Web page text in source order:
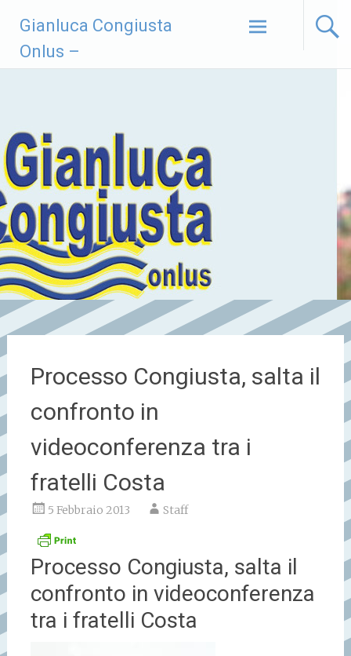
contenuto
Gianluca Congiusta
Onlus –
Processo Congiusta, salta il
confronto in
videoconferenza tra i
fratelli Costa
5 Febbraio 2013 Staff
Processo Congiusta, salta il
confronto in videoconferenza
tra i fratelli Costa